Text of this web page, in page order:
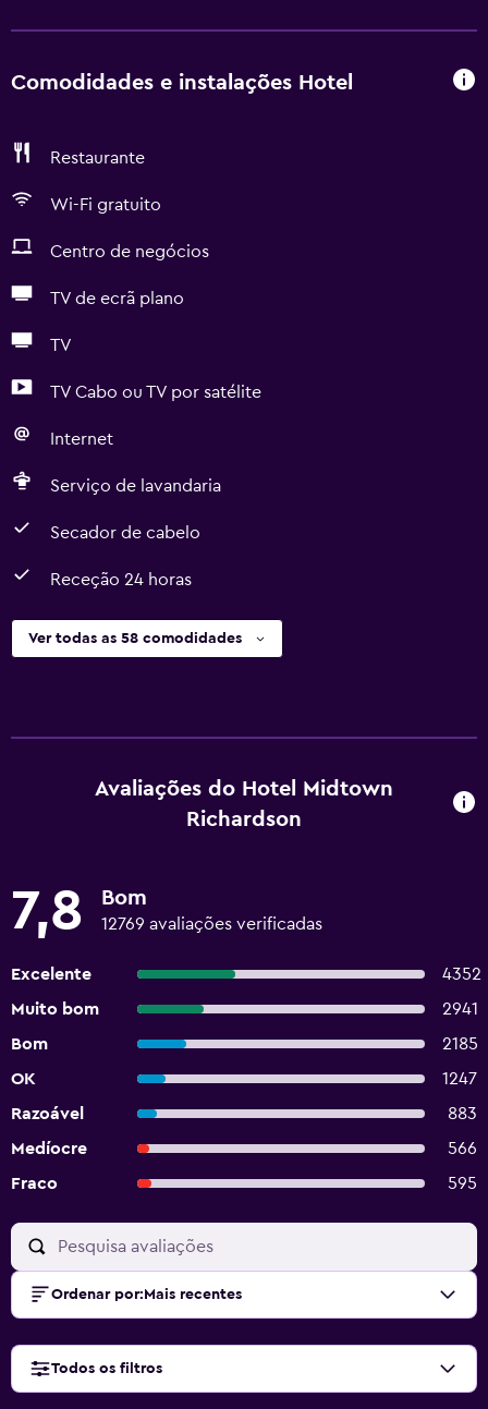
Comodidades e instalações Hotel
Restaurante
Wi-Fi gratuito
Centro de negócios
TV de ecrã plano
TV
TV Cabo ou TV por satélite
Internet
Serviço de lavandaria
Secador de cabelo
Receção 24 horas
Ver todas as 58 comodidades
Avaliações do Hotel Midtown
Richardson
7,8 Bom
12769 avaliações verificadas
Excelente
4352
Muito bom
2941
Bom
2185
OK
1247
Razoável
883
Medíocre
566
Fraco
595
Ordenar por: Mais recentes
Todos os filtros